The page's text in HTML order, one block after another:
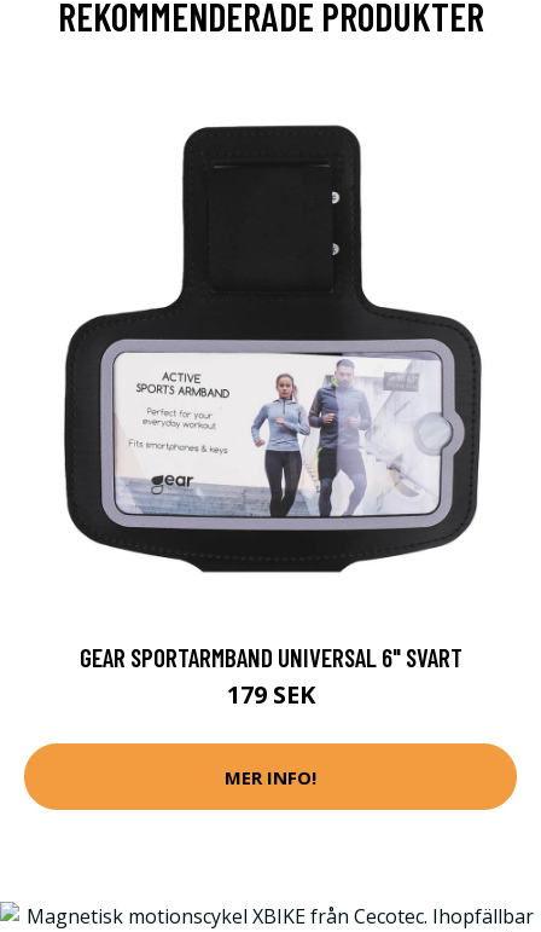
REKOMMENDERADE PRODUKTER
GEAR SPORTARMBAND UNIVERSAL 6" SVART
179 SEK
MER INFO!